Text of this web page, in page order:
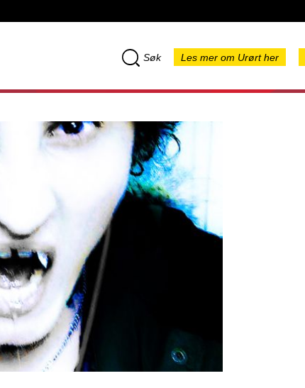
Søk Les mer om Urørt her